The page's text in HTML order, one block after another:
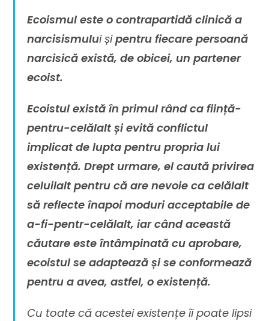
Ecoismul este o contrapartidă clinică a
narcisismului șipentru fiecare persoană
narcisică există, de obicei, un partener
ecoist.
Ecoistul există în primul rând ca ființă-
pentru-celălalt și evită conflictul
implicat de lupta pentru propria lui
existență. Drept urmare, el caută privirea
celuilalt pentru că are nevoie ca celălalt
să reflecte înapoi moduri acceptabile de
a-fi-pentr-celălalt, iar când această
căutare este întâmpinată cu aprobare,
ecoistul se adaptează și se conformează
pentru a avea, astfel, o existență.
Cu toate că acestei existențe îi poate lipsi